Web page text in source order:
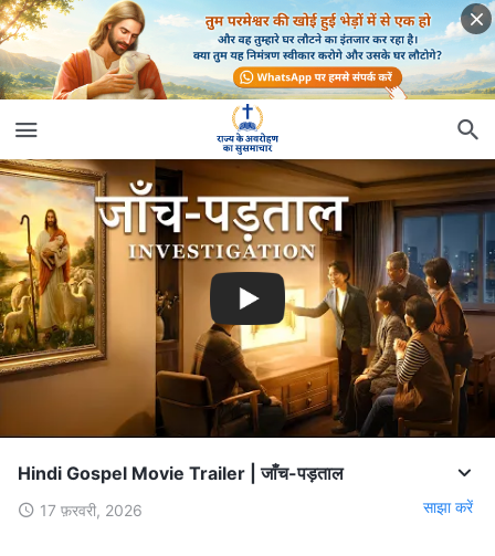
Hindi Gospel Movie Trailer | जाँच-पड़ताल
17 फ़रवरी, 2026 साझा करें